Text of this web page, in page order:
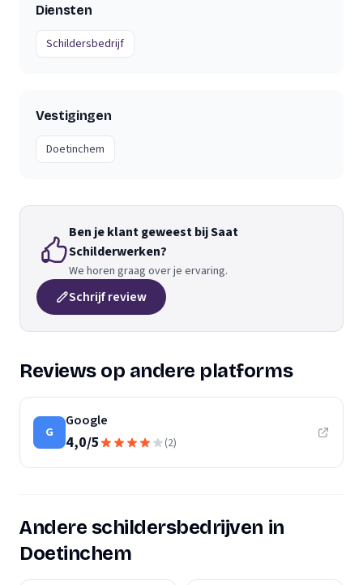
Diensten
Schildersbedrijf
Vestigingen
Doetinchem
Ben je klant geweest bij Saat
Schilderwerken?
We horen graag over je ervaring.
Schrijf review
Reviews op andere platforms
G
Google
4,0/5 (2)
Andere schildersbedrijven in
Doetinchem